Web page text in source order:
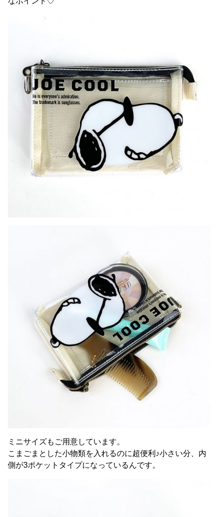
ミニサイズもご用意しています。
こまごまとした小物類を入れるのに超便利♪小さい分、内
側が3ポケットタイプになっているんです。